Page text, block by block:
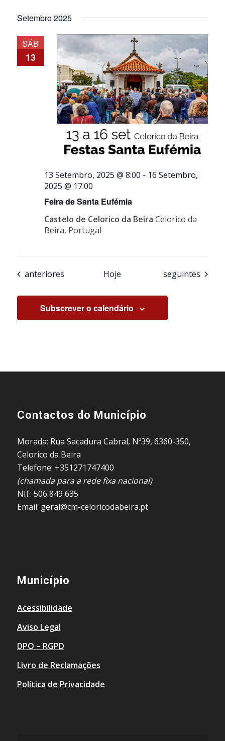
Setembro 2025
SÁB
13
Feira de Santa Eufémia
13 Setembro, 2025 @ 8:00 - 16 Setembro,
2025 @ 17:00
Castelo de Celorico da Beira Celorico da
Beira, Portugal
Eventos
anteriores Hoje Eventos
seguintes
Subscrever o calendário
Contactos do Município
Morada: Rua Sacadura Cabral, Nº39, 6360-350,
Celorico da Beira
Telefone: +351271747400
(chamada para a rede fixa nacional)
NIF: 506 849 635
Email: geral@cm-celoricodabeira.pt
Município
Acessibilidade
Aviso Legal
DPO – RGPD
Livro de Reclamações
Política de Privacidade